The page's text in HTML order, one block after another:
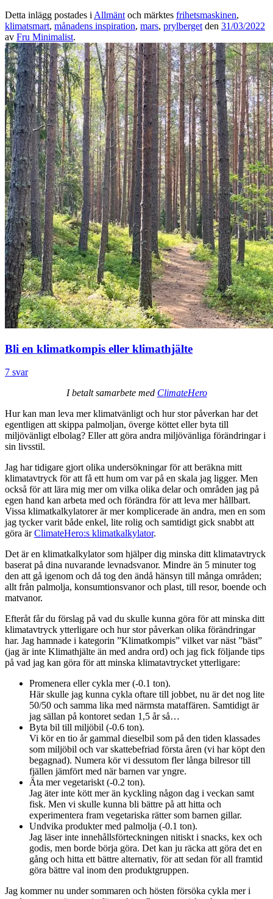
Detta inlägg postades i Allmänt och märktes frihetsmaskinen,
klimatsmart, månadens inspiration, mars, prylberget den 31/03/2022
av Fru Minimalist.
Bli en klimatkompis eller klimathjälte
7 svar
I betalt samarbete med ClimateHero
Hur kan man leva mer klimatvänligt och hur stor påverkan har det
egentligen att skippa palmoljan, överge köttet eller byta till
miljövänligt elbolag? Eller att göra andra miljövänliga förändringar i
sin livsstil.
Jag har tidigare gjort olika undersökningar för att beräkna mitt
klimatavtryck för att få ett hum om var på en skala jag ligger. Men
också för att lära mig mer om vilka olika delar och områden jag på
egen hand kan arbeta med och förändra för att leva mer hållbart.
Vissa klimatkalkylatorer är mer komplicerade än andra, men en som
jag tycker varit både enkel, lite rolig och samtidigt gick snabbt att
göra ärClimateHero:s klimatkalkylator.
Det är en klimatkalkylator som hjälper dig minska ditt klimatavtryck
baserat på dina nuvarande levnadsvanor. Mindre än 5 minuter tog
den att gå igenom och då tog den ändå hänsyn till många områden;
allt från palmolja, konsumtionsvanor och plast, till resor, boende och
matvanor.
Efteråt får du förslag på vad du skulle kunna göra för att minska ditt
klimatavtryck ytterligare och hur stor påverkan olika förändringar
har. Jag hamnade i kategorin ”Klimatkompis” vilket var näst ”bäst”
(jag är inte Klimathjälte än med andra ord) och jag fick följande tips
på vad jag kan göra för att minska klimatavtrycket ytterligare:
Promenera eller cykla mer​​ (-0.1​ ton).
Här skulle jag kunna cykla oftare till jobbet, nu är det nog lite
50/50 och samma lika med närmsta mataffären. Samtidigt är
jag sällan på kontoret sedan 1,5 år så…
Byta bil till miljöbil​​ (-0.6​ ton).
Vi kör en tio år gammal dieselbil som på den tiden klassades
som miljöbil och var skattebefriad första åren (vi har köpt den
begagnad). Numera kör vi dessutom fler långa bilresor till
fjällen jämfört med när barnen var yngre.
Äta mer vegetariskt​ (-0.2​ ton).
Jag äter inte kött mer än kyckling någon dag i veckan samt
fisk. Men vi skulle kunna bli bättre på att hitta och
experimentera fram vegetariska rätter som barnen gillar.
Undvika produkter med palmolja​ (-0.1​ ton).
Jag läser inte innehållsförteckningen nitiskt i snacks, kex och
godis, men borde börja göra. Det kan ju räcka att göra det en
gång och hitta ett bättre alternativ, för att sedan för all framtid
göra bättre val inom den produktgruppen.
Jag kommer nu under sommaren och hösten försöka cykla mer i